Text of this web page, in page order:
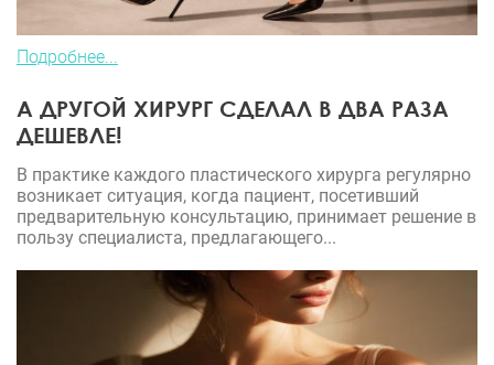
Подробнее...
А ДРУГОЙ ХИРУРГ СДЕЛАЛ В ДВА РАЗА
ДЕШЕВЛЕ!
В практике каждого пластического хирурга регулярно
возникает ситуация, когда пациент, посетивший
предварительную консультацию, принимает решение в
пользу специалиста, предлагающего...